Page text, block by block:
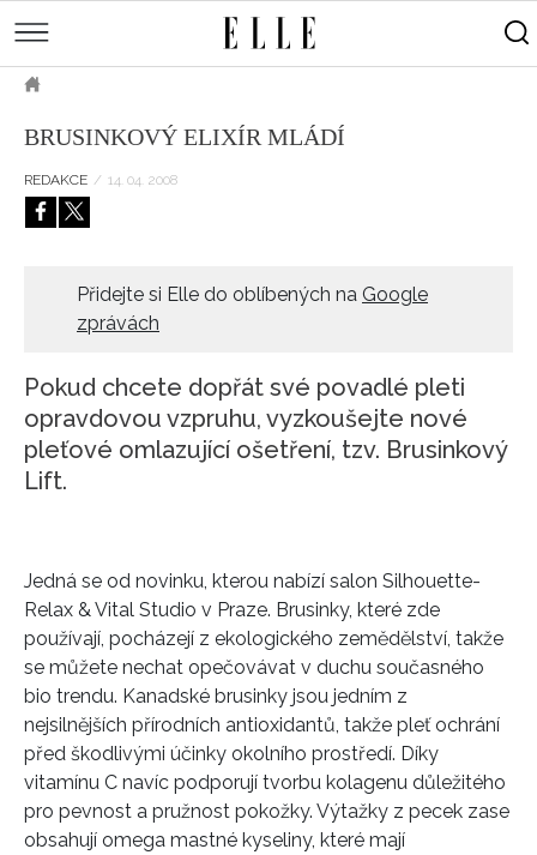
Přejít
hlavnímu
Street
Módní
měsíce
o
a
LIFESTYLE
Kulturní
tipy
Dekor
Cestování
Empowerment
Sluneční
Čínský
Keltský
Indiánský
Novinky
Styl
Rozhovory
ELLE BEAUTY LOUNGE
ELLEPHORIA
ELLE STORIES
ELLE WOMEN AWARDS
HOME
BRUSINKOVÝ ELIXÍR MLÁDÍ
REDAKCE / 14. 04. 2008
Přidejte si Elle do oblíbených na Google
zprávách
Pokud chcete dopřát své povadlé pleti
opravdovou vzpruhu, vyzkoušejte nové
pleťové omlazující ošetření, tzv. Brusinkový
Lift.
Jedná se od novinku, kterou nabízí salon Silhouette-
Relax & Vital Studio v Praze. Brusinky, které zde
používají, pocházejí z ekologického zemědělství, takže
se můžete nechat opečovávat v duchu současného
bio trendu. Kanadské brusinky jsou jedním z
nejsilnějších přírodních antioxidantů, takže pleť ochrání
před škodlivými účinky okolního prostředí. Díky
vitamínu C navíc podporují tvorbu kolagenu důležitého
pro pevnost a pružnost pokožky. Výtažky z pecek zase
obsahují omega mastné kyseliny, které mají